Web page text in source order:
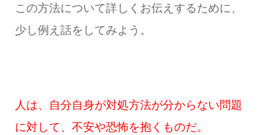
この方法について詳しくお伝えするために、
少し例え話をしてみよう。
人は、自分自身が対処方法が分からない問題
に対して、不安や恐怖を抱くものだ。